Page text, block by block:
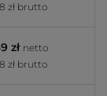
zł brutto
zł netto
zł brutto